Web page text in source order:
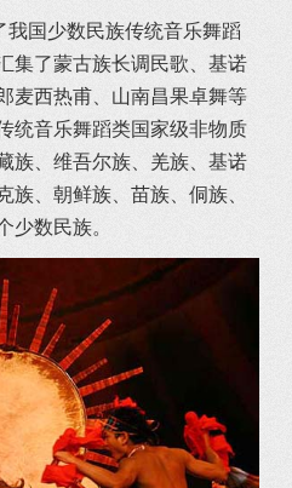
我国少数民族传统音乐舞蹈
集了蒙古族长调民歌、基诺
麦西热甫、山南昌果卓舞等
统音乐舞蹈类国家级非物质
族、维吾尔族、羌族、基诺
族、朝鲜族、苗族、侗族、
少数民族。